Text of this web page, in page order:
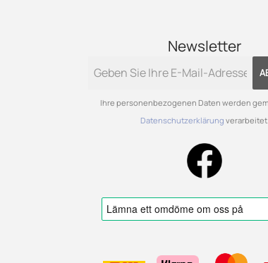
Newsletter
Ihre personenbezogenen Daten werden
Datenschutzerklärung verarbeitet.